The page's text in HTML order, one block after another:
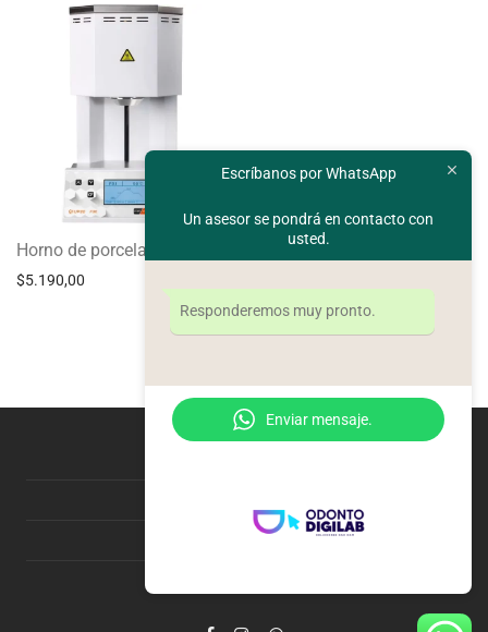
Horno de porcelana F30
$5.190,00
Escríbanos por WhatsApp
Un asesor se pondrá en contacto con
usted.
Responderemos muy pronto.
Enviar mensaje.